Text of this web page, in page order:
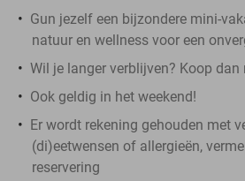
Gun jezelf een bijzondere mini-
natuur en wellness voor een
Wil je langer verblijven? Koop dan
Ook geldig in het weekend!
Er wordt rekening gehouden met
(di)eetwensen of allergieën,
reservering